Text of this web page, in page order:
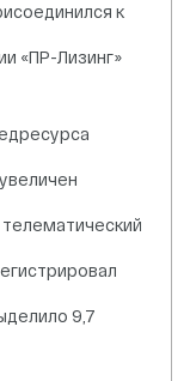
к
«ПР-Лизинг»
телематический
9,7